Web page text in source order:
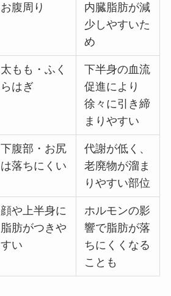
お腹周り
内臓脂肪が減
少しやすいた
め
太もも・ふく
らはぎ
下半身の血流
促進により
徐々に引き締
まりやすい
下腹部・お尻
は落ちにくい
代謝が低く、
老廃物が溜ま
りやすい部位
顔や上半身に
脂肪がつきや
すい
ホルモンの影
響で脂肪が落
ちにくくなる
ことも